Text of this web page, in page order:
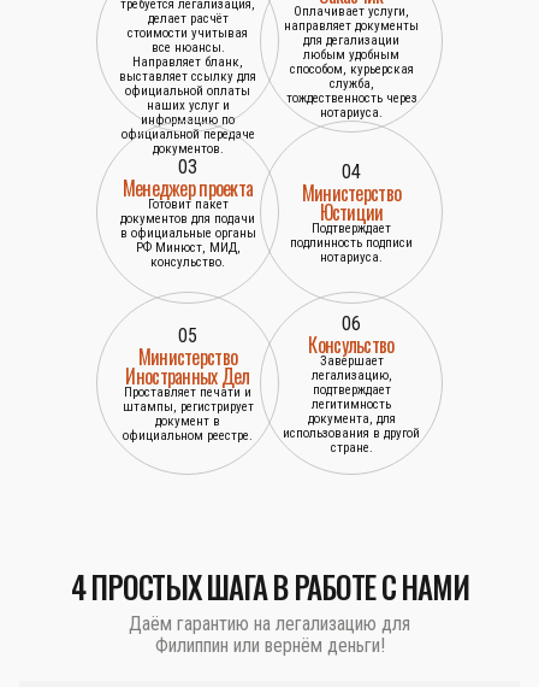
требуется легализация,
делает расчёт
стоимости учитывая
все нюансы.
Направляет бланк,
выставляет ссылку для
официальной оплаты
наших услуг и
информацию по
официальной передаче
документов.
Оплачивает услуги,
направляет документы
для дегализации
любым удобным
способом, курьерская
служба,
тождественность через
нотариуса.
03
Менеджер проекта
Готовит пакет
документов для подачи
в официальные органы
РФ Минюст, МИД,
консульство.
04
Министерство
Юстиции
Подтверждает
подлинность подписи
нотариуса.
05
Министерство
Иностранных Дел
Проставляет печати и
штампы, регистрирует
документ в
официальном реестре.
06
Консульство
Завершает
легализацию,
подтверждает
легитимность
документа, для
использования в другой
стране.
4 ПРОСТЫХ ШАГА В РАБОТЕ С НАМИ
Даём гарантию на легализацию для
Филиппин или вернём деньги!